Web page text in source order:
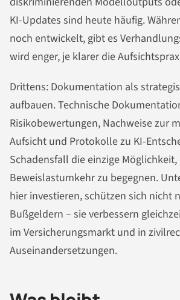
KI-Updates sind heute häufig.
noch entwickelt, gibt es
wird enger, je klarer die
Drittens: Dokumentation als
aufbauen. Technische
Risikobewertungen, Nachweise zur
Aufsicht und Protokolle zu KI-
Schadensfall die einzige Möglichkeit,
Beweislastumkehr zu begegnen.
hier investieren, schützen sich nicht
Bußgeldern – sie verbessern
im Versicherungsmarkt und in
Auseinandersetzungen.